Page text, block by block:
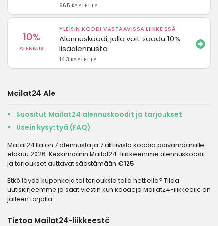
665 KÄYTETTY
10%
ALENNUS
YLEISIN KOODI VASTAAVISSA LIIKKEISSÄ
Alennuskoodi, jolla voit saada 10%
lisäalennusta
143 KÄYTETTY
Mailat24 Ale
Suositut Mailat24 alennuskoodit ja tarjoukset
Usein kysyttyä (FAQ)
Mailat24:lla on 7 alennusta ja 7 aktiivista koodia päivämäärälle
elokuu 2026. Keskimäärin Mailat24-liiikkeemme alennuskoodit
ja tarjoukset auttavat säästämään €125.
Etkö löydä kuponkeja tai tarjouksia tällä hetkellä? Tilaa
uutiskirjeemme ja saat viestin kun koodeja Mailat24-liikkeelle on
jälleen tarjolla.
Tietoa Mailat24-liikkeestä